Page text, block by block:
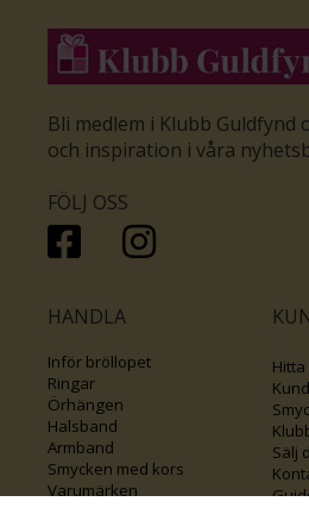
Bli medlem i Klubb Guldfynd
och inspiration i våra
FÖLJ OSS
HANDLA
Inför bröllopet
Ringar
Örhängen
Halsband
Armband
Smycken med kors
Varumärken
Sälj